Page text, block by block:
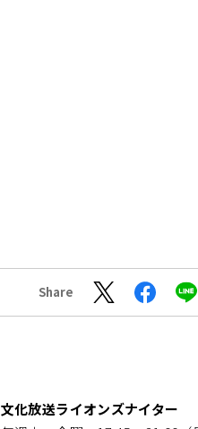
Share
文化放送ライオンズナイター